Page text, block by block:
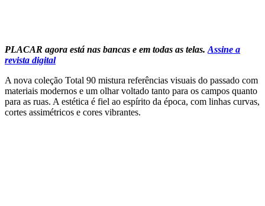
PLACAR agora está nas bancas e em todas as telas. Assine a
revista digital
A nova coleção Total 90 mistura referências visuais do passado com
materiais modernos e um olhar voltado tanto para os campos quanto
para as ruas. A estética é fiel ao espírito da época, com linhas curvas,
cortes assimétricos e cores vibrantes.